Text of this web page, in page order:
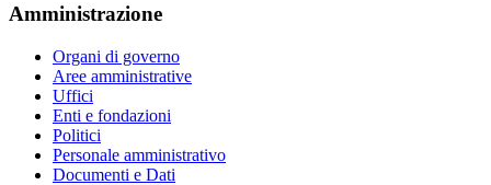
Amministrazione
Organi di governo
Aree amministrative
Uffici
Enti e fondazioni
Politici
Personale amministrativo
Documenti e Dati